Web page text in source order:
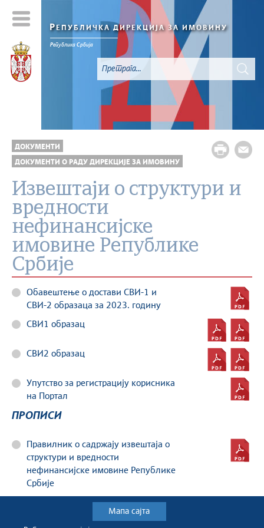
РЕПУБЛИЧКА ДИРЕКЦИЈА ЗА ИМОВИНУ
Република Србија
ДОКУМЕНТИ
ДОКУМЕНТИ О РАДУ ДИРЕКЦИЈЕ ЗА ИМОВИНУ
Извештаји о структури и
вредности
нефинансијске
имовине Републике
Србије
Обавештење о достави СВИ-1 и
СВИ-2 образаца за 2023. годину
СВИ1 образац
СВИ2 образац
Упутство за регистрацију корисника
на Портал
ПРОПИСИ
Правилник о садржају извештаја о
структури и вредности
нефинансијске имовине Републике
Србије
Мапа сајта